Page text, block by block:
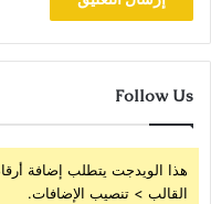
Follow Us
هذا الويدجت يتطلب إضافة
القالب > تنصيب الإضافات.